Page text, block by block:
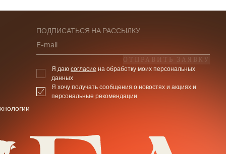
ПОДПИСАТЬСЯ НА РАССЫЛКУ
E-mail
ОТПРАВИТЬ ЗАЯВКУ
Я даю согласие на обработку моих персональных
данных
Я хочу получать сообщения о новостях и акциях и
персональные рекомендации